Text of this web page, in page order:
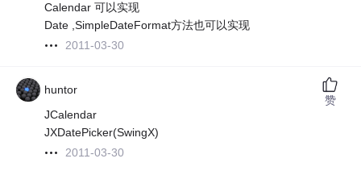
Calendar 可以实现
Date ,SimpleDateFormat方法也可以实现
2011-03-30
huntor
JCalendar
JXDatePicker(SwingX)
2011-03-30
赞